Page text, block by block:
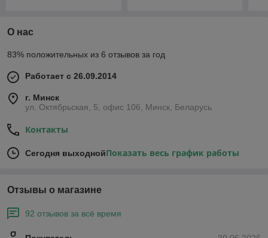
О нас
83% положительных из 6 отзывов за год
Работает с 26.09.2014
г. Минск
ул. Октябрьская, 5, офис 106, Минск, Беларусь
Контакты
Сегодня выходнойПоказать весь график работы
Отзывы о магазине
92 отзывов за всё время